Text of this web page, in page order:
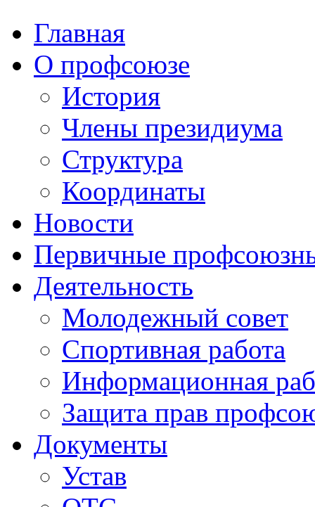
Главная
О профсоюзе
История
Члены президиума
Структура
Координаты
Новости
Первичные
Деятельность
Молодежный совет
Спортивная работа
Информационная
Защита прав
Документы
Устав